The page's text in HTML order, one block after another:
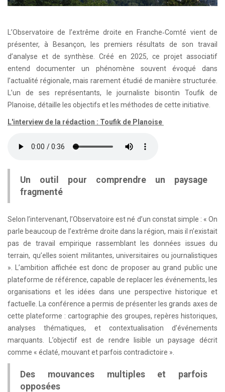
L’Observatoire de l’extrême droite en Franche‑Comté vient de
présenter, à Besançon, les premiers résultats de son travail
d’analyse et de synthèse. Créé en 2025, ce projet associatif
entend documenter un phénomène souvent évoqué dans
l’actualité régionale, mais rarement étudié de manière structurée.
L’un de ses représentants, le journaliste bisontin Toufik de
Planoise, détaille les objectifs et les méthodes de cette initiative.
L'interview de la rédaction : Toufik de Planoise
Un outil pour comprendre un paysage
fragmenté
Selon l’intervenant, l’Observatoire est né d’un constat simple : « On
parle beaucoup de l’extrême droite dans la région, mais il n’existait
pas de travail empirique rassemblant les données issues du
terrain, qu’elles soient militantes, universitaires ou journalistiques
». L’ambition affichée est donc de proposer au grand public une
plateforme de référence, capable de replacer les événements, les
organisations et les idées dans une perspective historique et
factuelle. La conférence a permis de présenter les grands axes de
cette plateforme : cartographie des groupes, repères historiques,
analyses thématiques, et contextualisation d’événements
marquants. L’objectif est de rendre lisible un paysage décrit
comme « éclaté, mouvant et parfois contradictoire ».
Des mouvances multiples et parfois
opposées